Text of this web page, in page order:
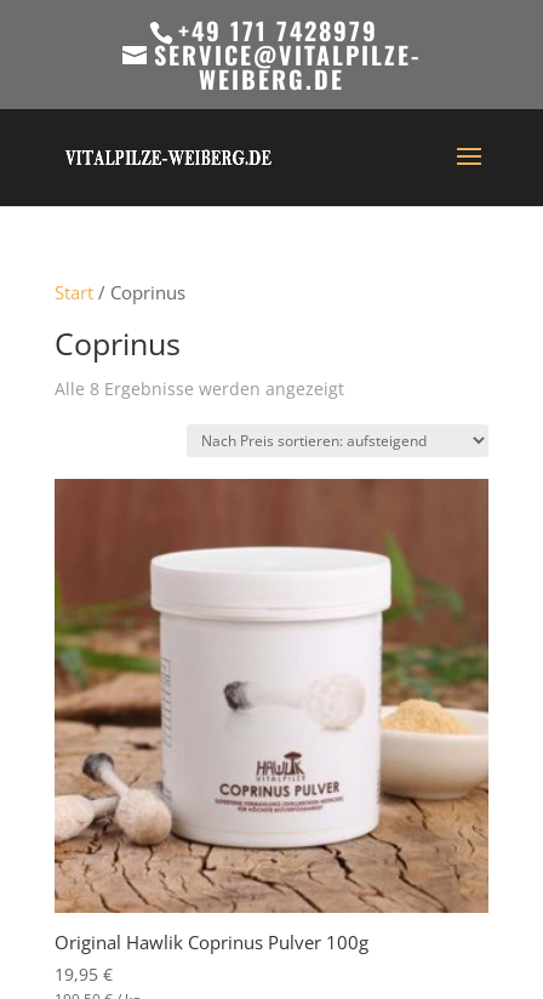
+49 171 7428979
SERVICE@VITALPILZE-
WEIBERG.DE
Start/ Coprinus
Coprinus
Alle 8 Ergebnisse werden angezeigtNach
Original Hawlik Coprinus Pulver 100g
19,95 €